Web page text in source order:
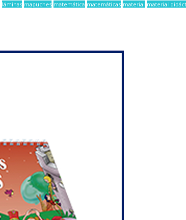
láminas mapuches matemática matemáticas material material